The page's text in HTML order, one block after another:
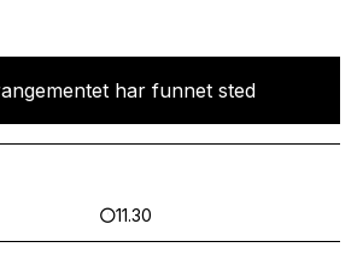
har funnet sted
11.30